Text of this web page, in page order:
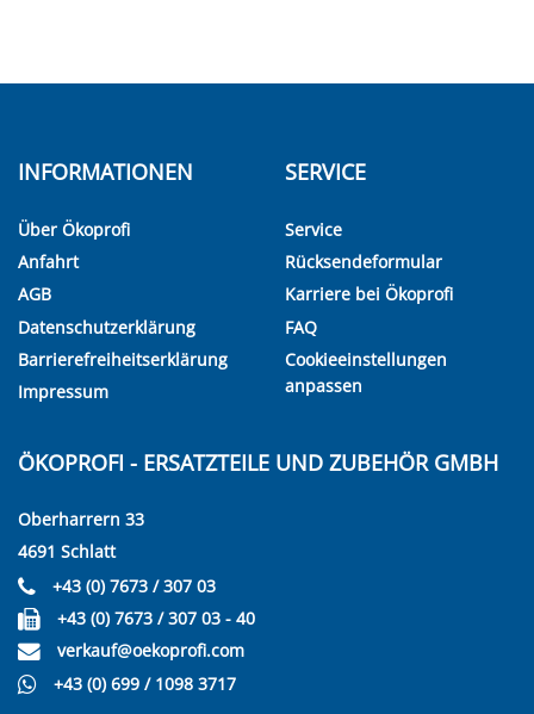
INFORMATIONEN
Über Ökoprofi
Anfahrt
AGB
Datenschutzerklärung
Barrierefreiheitserklärung
Impressum
SERVICE
Service
Rücksendeformular
Karriere bei Ökoprofi
FAQ
Cookieeinstellungen
anpassen
ÖKOPROFI - ERSATZTEILE UND ZUBEHÖR GMBH
Oberharrern 33
4691 Schlatt
+43 (0) 7673 / 307 03
+43 (0) 7673 / 307 03 - 40
verkauf@oekoprofi.com
+43 (0) 699 / 1098 3717